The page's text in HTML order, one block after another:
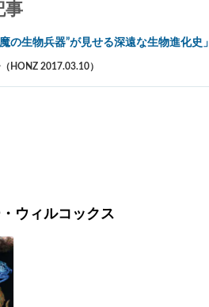
事
の生物兵器”が見せる深遠な生物進化史」
HONZ 2017.03.10）
ウィルコックス